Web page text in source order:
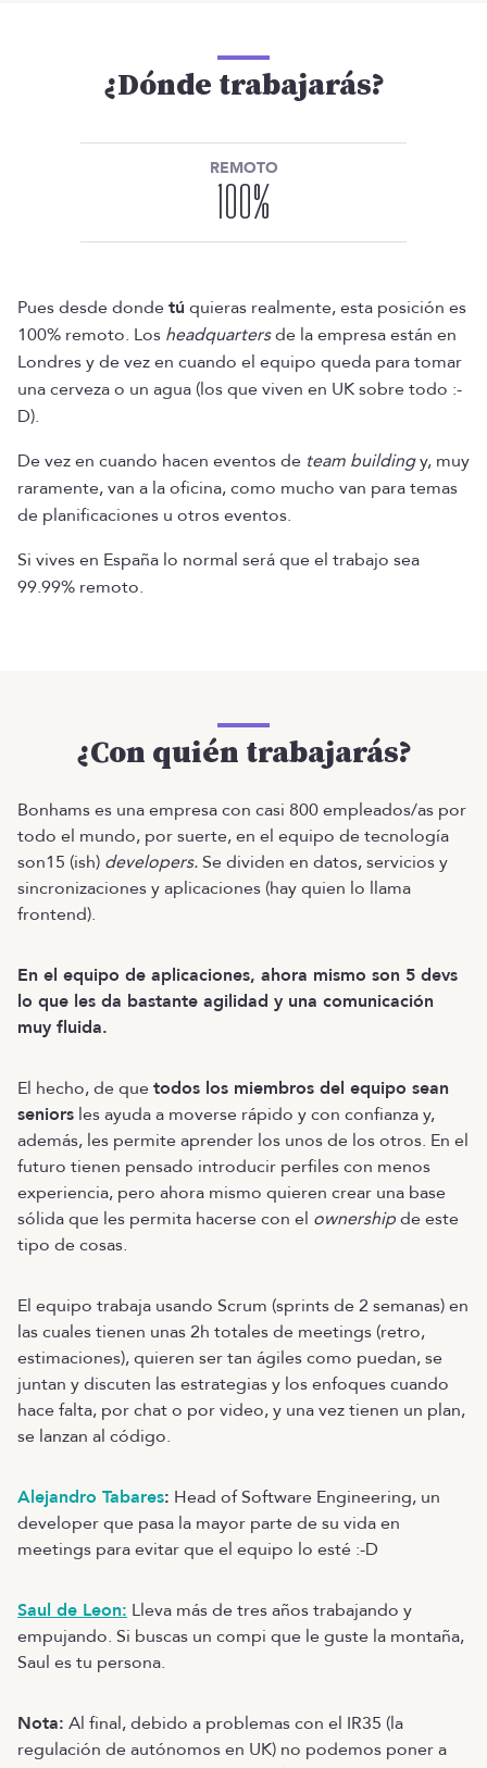
¿Dónde trabajarás?
REMOTO
100%
Pues desde dondetú quieras realmente, esta posición es
100% remoto. Los headquartersde la empresa están en
Londres y de vez en cuando el equipo queda para tomar
una cerveza o un agua (los que viven en UK sobre todo :-
D).
De vez en cuando hacen eventos de team buildingy, muy
raramente, van a la oficina, como mucho van para temas
de planificaciones u otros eventos.
Si vives en España lo normal será que el trabajo sea
99.99% remoto.
¿Con quién trabajarás?
Bonhams es una empresa con casi 800 empleados/as por
todo el mundo, por suerte, en el equipo de tecnología
son15 (ish) developers.Se dividen en datos, servicios y
sincronizaciones y aplicaciones (hay quien lo llama
frontend).
En el equipo de aplicaciones, ahora mismo son 5 devs
lo que les da bastante agilidad y una comunicación
muy fluida.
El hecho, de quetodos los miembros del equipo sean
seniors les ayuda a moverse rápido y con confianza y,
además, les permite aprender los unos de los otros. En el
futuro tienen pensado introducir perfiles con menos
experiencia, pero ahora mismo quieren crear una base
sólida que les permita hacerse con el ownershipde este
tipo de cosas.
El equipo trabaja usando Scrum (sprints de 2 semanas) en
las cuales tienen unas 2h totales de meetings (retro,
estimaciones), quieren ser tan ágiles como puedan, se
juntan y discuten las estrategias y los enfoques cuando
hace falta, por chat o por video, y una vez tienen un plan,
se lanzan al código.
Alejandro Tabares: Head of Software Engineering, un
developer que pasa la mayor parte de su vida en
meetings para evitar que el equipo lo esté :-D
Saul de Leon: Lleva más de tres años trabajando y
empujando. Si buscas un compi que le guste la montaña,
Saul es tu persona.
Nota: Al final, debido a problemas con el IR35 (la
regulación de autónomos en UK) no podemos poner a